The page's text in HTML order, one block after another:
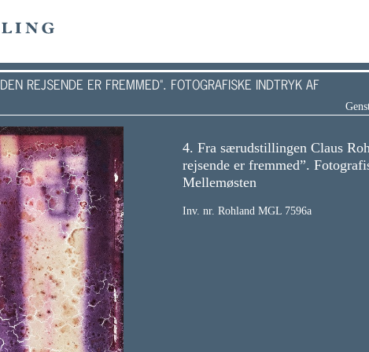
Kalender Davids Bazar Undervisning Mest for børn
/Udstillinger
2022 - 9. april 2023
REJSENDE ER FREMMED". FOTOGRAFISKE INDTRYK AF
4. Fra særudstillingen Claus
rejsende er fremmed”.
Mellemøsten
Inv. nr. Rohland MGL 7596a